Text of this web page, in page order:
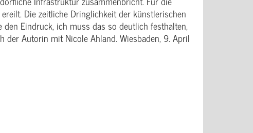
Die zeitliche Dringlichkeit der künstlerischen
Eindruck, ich muss das so deutlich festhalten,
der Autorin mit Nicole Ahland. Wiesbaden, 9. April